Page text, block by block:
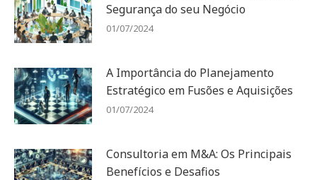
Segurança do seu Negócio
01/07/2024
A Importância do Planejamento
Estratégico em Fusões e Aquisições
01/07/2024
Consultoria em M&A: Os Principais
Benefícios e Desafios